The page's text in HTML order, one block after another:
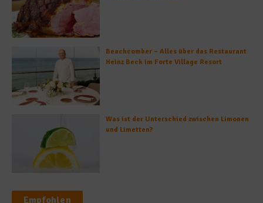
Beachcomber – Alles über das Restaurant
Heinz Beck im Forte Village Resort
Was ist der Unterschied zwischen Limonen
und Limetten?
Empfohlen